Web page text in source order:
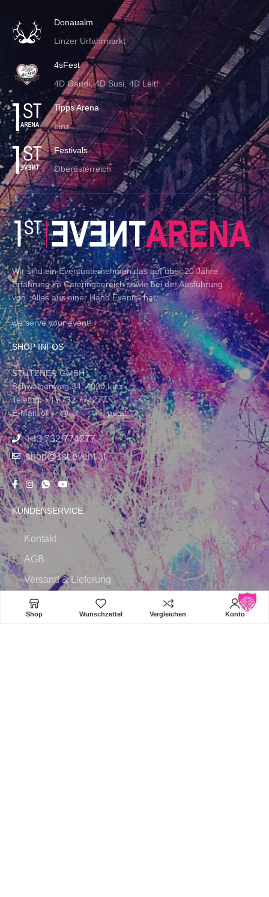
Donaualm
Linzer Urfahrmarkt
4sFest
4D Gaudi, 4D Susi, 4D Leit!
Tipps Arena
Linz
Festivals
Oberösterreich
Wir sind ein Eventunternehmen das auf über 20 Jahre
Erfahrung im Cateringbereich sowie bei der Ausführung
von „Alles aus einer Hand Events“ hat.
we serve your event!.
SHOP INFOS
STÜTZNER GMBH
Schwalbenweg 34, 4030 Linz
Telefon: +43 732 774277
E-Mail:of****@*************pe.at
+43 732 774277
shop@1st-event.at
KUNDENSERVICE
Kontakt
AGB
Versand & Lieferung
Widerruf
Zahlungsweisen
Shop Wunschzettel Vergleichen Konto